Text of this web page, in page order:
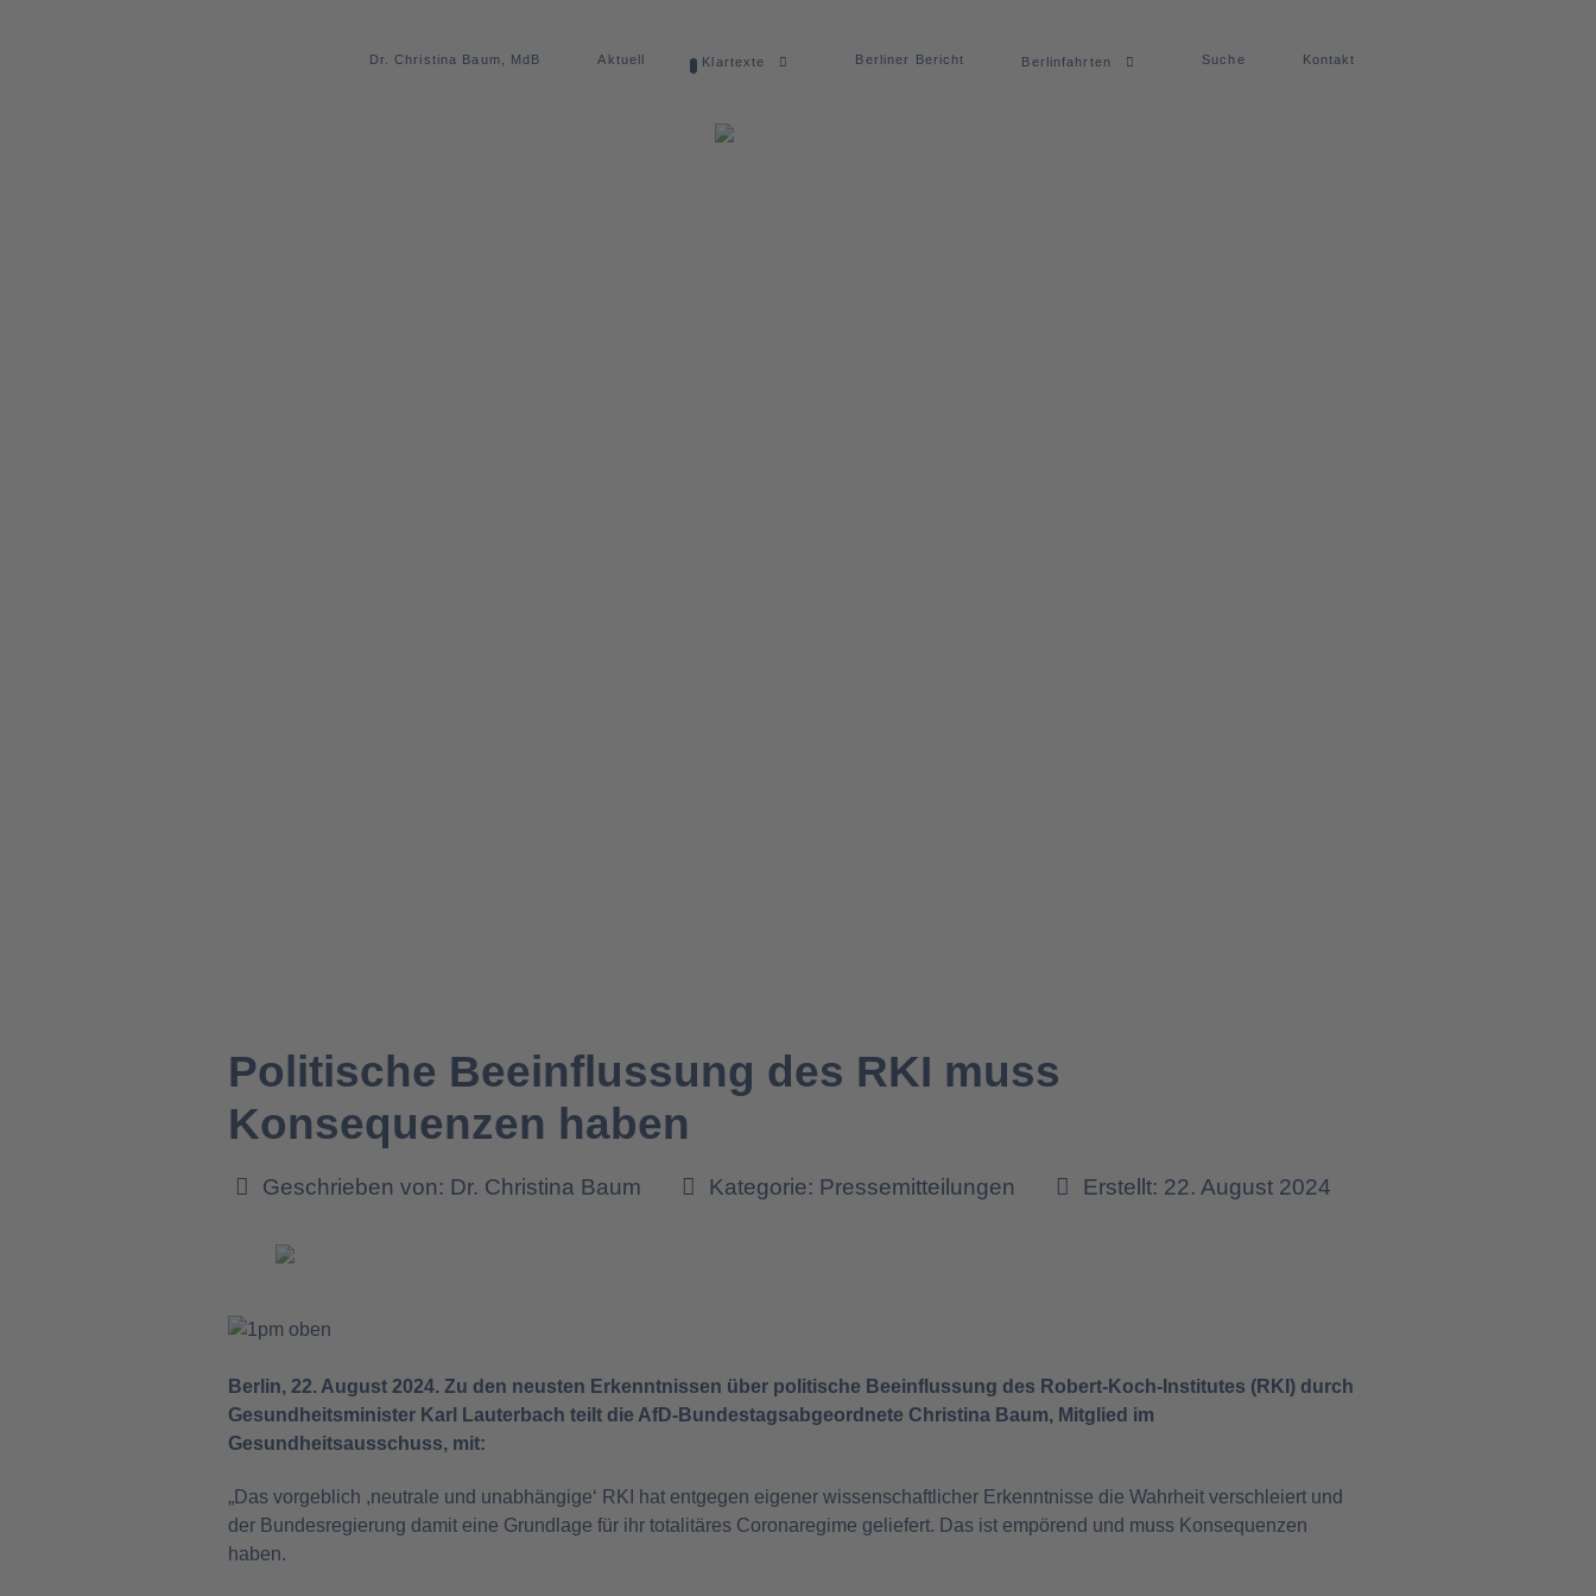
Dr. Christina Baum, MdB Aktuell Klartexte Berliner Bericht Berlinfahrten Suche Kontakt
Politische Beeinflussung des RKI muss
Konsequenzen haben
Geschrieben von: Dr. Christina Baum Kategorie: Pressemitteilungen Erstellt: 22. August 2024
Berlin, 22. August 2024. Zu den neusten Erkenntnissen über politische Beeinflussung des Robert-Koch-Institutes (RKI) durch
Gesundheitsminister Karl Lauterbach teilt die AfD-Bundestagsabgeordnete Christina Baum, Mitglied im
Gesundheitsausschuss, mit:
„Das vorgeblich ,neutrale und unabhängige‘ RKI hat entgegen eigener wissenschaftlicher Erkenntnisse die Wahrheit verschleiert und
der Bundesregierung damit eine Grundlage für ihr totalitäres Coronaregime geliefert. Das ist empörend und muss Konsequenzen
haben.